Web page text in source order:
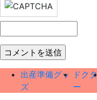
出産準備グッ
ズ
ドクタ
ー